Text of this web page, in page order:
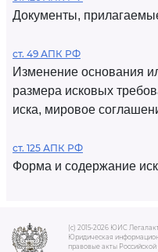
Документы,
ст. 49 АПК РФ
Изменение основания
размера исковых
иска, мировое
ст. 125 АПК РФ
Форма и содержание
(c) 2015-2026 ЮИС
Юридическая
правовые акты